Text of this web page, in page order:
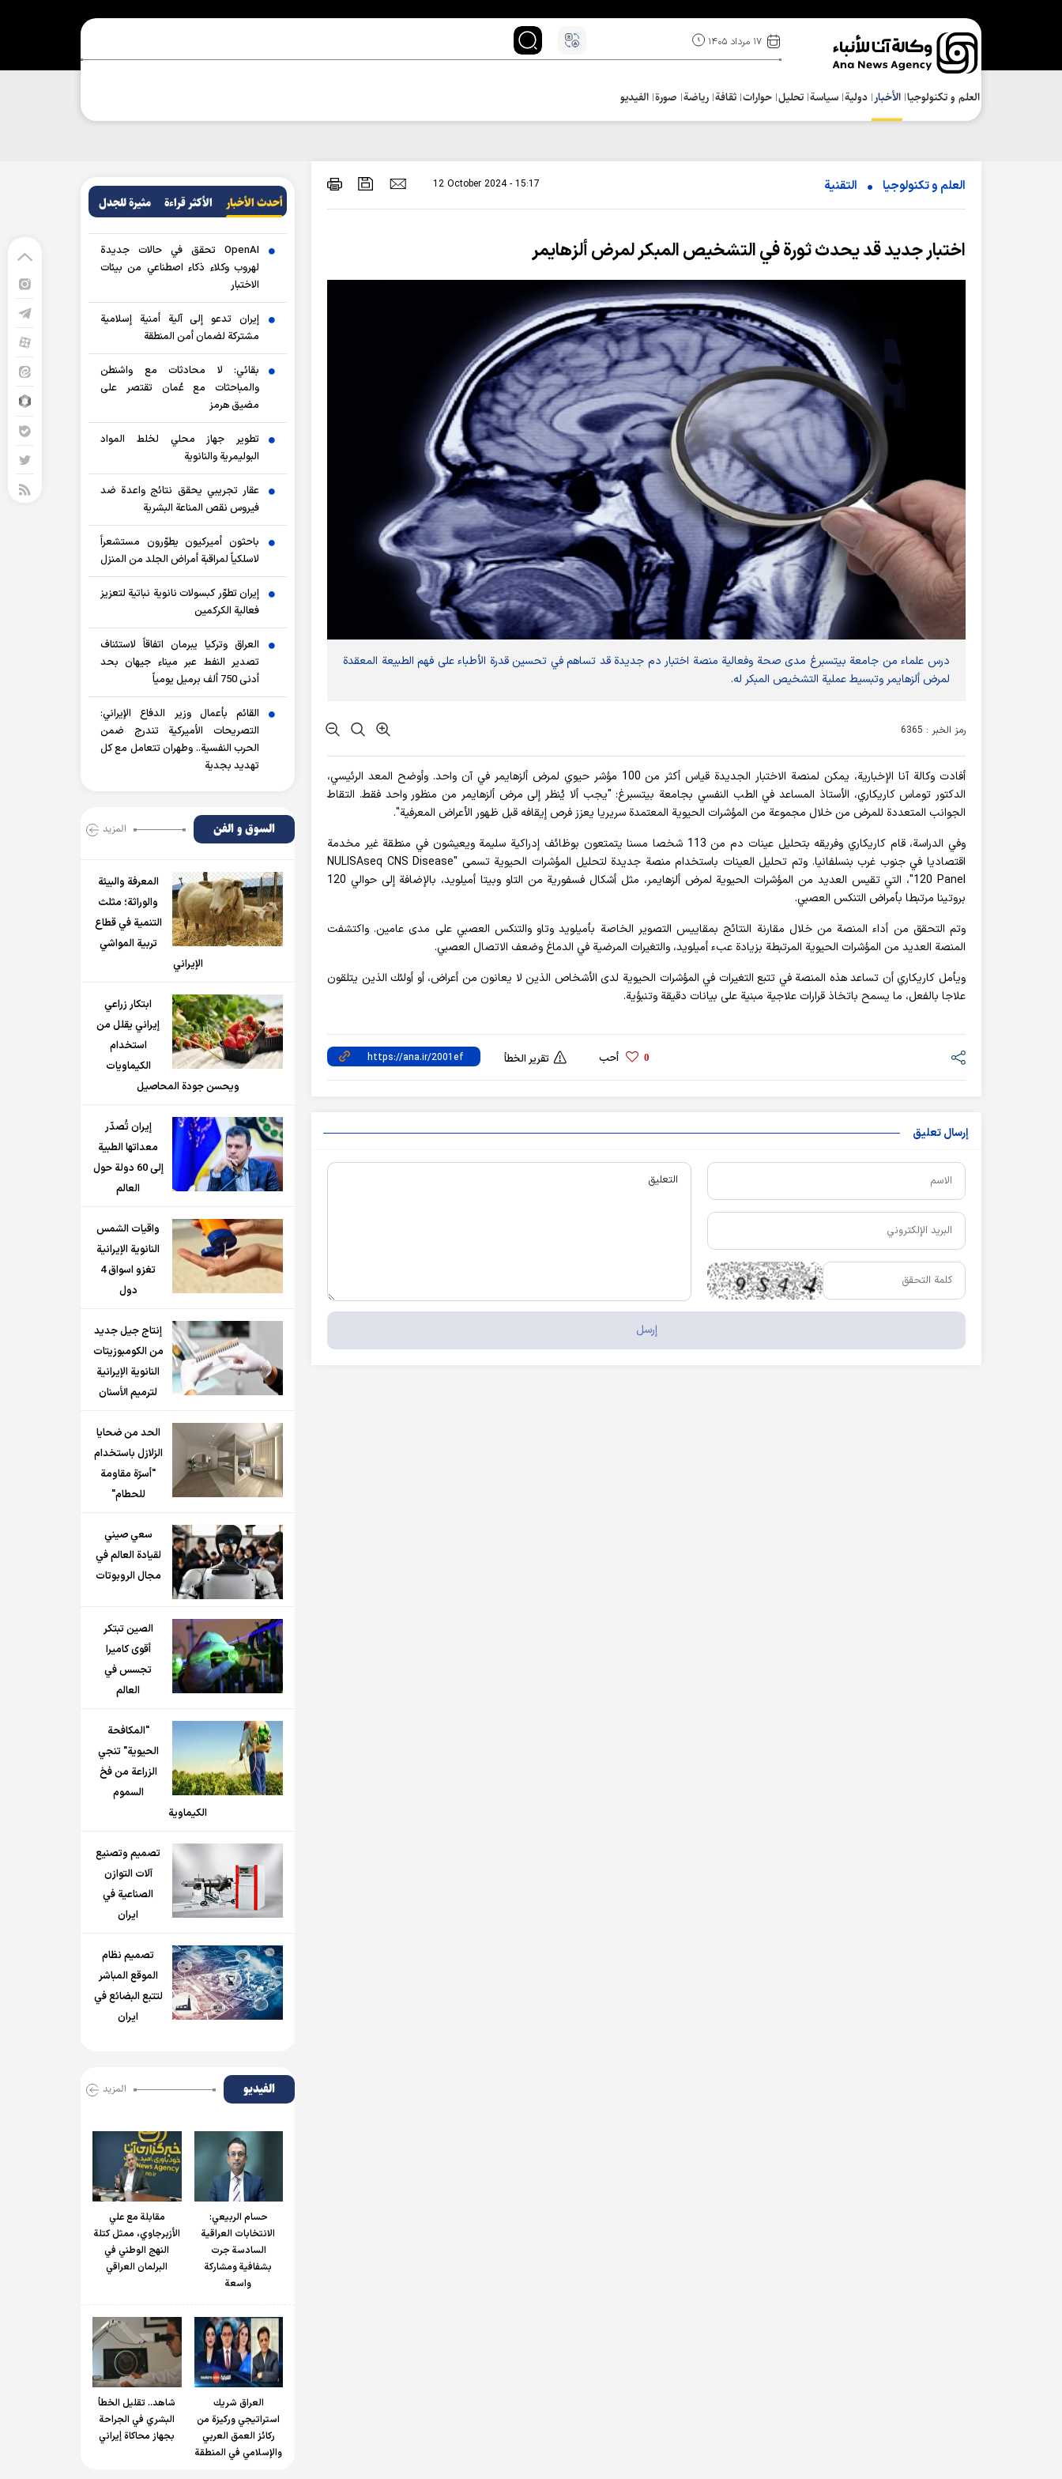
۱۷ مرداد ۱۴۰۵
العلم و تکنولوجیا الأخبار دولية سياسة تحلیل حوارات ثقافة رياضة صورة الفيديو
العلم و تکنولوجیا التقنیة 12 October 2024 - 15:17
اختبار جديد قد يحدث ثورة في التشخيص المبكر لمرض ألزهايمر
درس علماء من جامعة بيتسبرغ مدى صحة وفعالية منصة اختبار دم جديدة قد تساهم في تحسين قدرة الأطباء على فهم الطبيعة المعقدة
لمرض ألزهايمر وتبسيط عملية التشخيص المبكر له.
رمز الخبر : 6365
أفادت وکالة آنا الإخباریة، يمكن لمنصة الاختبار الجديدة قياس أكثر من 100 مؤشر حيوي لمرض ألزهايمر في آن واحد. وأوضح المعد الرئيسي،
الدكتور توماس كاريكاري، الأستاذ المساعد في الطب النفسي بجامعة بيتسبرغ: "يجب ألا يُنظر إلى مرض ألزهايمر من منظور واحد فقط. التقاط
الجوانب المتعددة للمرض من خلال مجموعة من المؤشرات الحيوية المعتمدة سريريا يعزز فرص إيقافه قبل ظهور الأعراض المعرفية".
وفي الدراسة، قام كاريكاري وفريقه بتحليل عينات دم من 113 شخصا مسنا يتمتعون بوظائف إدراكية سليمة ويعيشون في منطقة غير مخدمة
اقتصاديا في جنوب غرب بنسلفانيا. وتم تحليل العينات باستخدام منصة جديدة لتحليل المؤشرات الحيوية تسمى "NULISAseq CNS Disease
120 Panel"، التي تقيس العديد من المؤشرات الحيوية لمرض ألزهايمر، مثل أشكال فسفورية من التاو وبيتا أميلويد، بالإضافة إلى حوالي 120
بروتينا مرتبطا بأمراض التنكس العصبي.
وتم التحقق من أداء المنصة من خلال مقارنة النتائج بمقاييس التصوير الخاصة بأميلويد وتاو والتنكس العصبي على مدى عامين. واكتشفت
المنصة العديد من المؤشرات الحيوية المرتبطة بزيادة عبء أميلويد، والتغيرات المرضية في الدماغ وضعف الاتصال العصبي.
ويأمل كاريكاري أن تساعد هذه المنصة في تتبع التغيرات في المؤشرات الحيوية لدى الأشخاص الذين لا يعانون من أعراض، أو أولئك الذين يتلقون
علاجا بالفعل، ما يسمح باتخاذ قرارات علاجية مبنية على بيانات دقيقة وتنبؤية.
0 أحب تقرير الخطأ
إرسال تعليق
أحدث الأخبار الأکثر قراءة مثيرة للجدل
OpenAI تحقق في حالات جديدة
لهروب وكلاء ذكاء اصطناعي من بيئات
الاختبار
إيران تدعو إلى آلية أمنية إسلامية
مشتركة لضمان أمن المنطقة
بقائي: لا محادثات مع واشنطن
والمباحثات مع عُمان تقتصر على
مضيق هرمز
تطوير جهاز محلي لخلط المواد
البوليمرية والنانوية
عقار تجريبي يحقق نتائج واعدة ضد
فيروس نقص المناعة البشرية
باحثون أميركيون يطوّرون مستشعراً
لاسلكياً لمراقبة أمراض الجلد من المنزل
إيران تطوّر كبسولات نانوية نباتية لتعزيز
فعالية الكركمين
العراق وتركيا يبرمان اتفاقاً لاستئناف
تصدير النفط عبر ميناء جيهان بحد
أدنى 750 ألف برميل يومياً
القائم بأعمال وزير الدفاع الإيراني:
التصريحات الأميركية تندرج ضمن
الحرب النفسية.. وطهران تتعامل مع كل
تهديد بجدية
السوق و الفن المزید
المعرفة والبيئة
والوراثة؛ مثلث
التنمية في قطاع
تربية المواشي
الإيراني
ابتكار زراعي
إيراني يقلل من
استخدام
الكيماويات
ويحسن جودة المحاصيل
إيران تُصدّر
معداتها الطبية
إلى 60 دولة حول
العالم
واقيات الشمس
النانوية الإيرانية
تغزو اسواق 4
دول
إنتاج جيل جديد
من الكومبوزيتات
النانوية الإيرانية
لترميم الأسنان
الحد من ضحايا
الزلازل باستخدام
"أسرّة مقاومة
للحطام"
سعي صيني
لقيادة العالم في
مجال الروبوتات
الصين تبتكر
أقوى كاميرا
تجسس في
العالم
"المكافحة
الحيوية" تنجي
الزراعة من فخ
السموم
الكيماوية
تصميم وتصنيع
آلات التوازن
الصناعية في
ايران
تصميم نظام
الموقع المباشر
لتتبع البضائع في
ايران
الفیدیو المزید
حسام الربیعي:
الانتخابات العراقية
السادسة جرت
بشفافية ومشاركة
واسعة
مقابلة مع علي
الأزبرجاوي، ممثل كتلة
النهج الوطني في
البرلمان العراقي
العراق شريك
استراتيجي وركيزة من
ركائز العمق العربي
والإسلامي في المنطقة
شاهد.. تقليل الخطأ
البشري في الجراحة
بجهاز محاكاة إيراني